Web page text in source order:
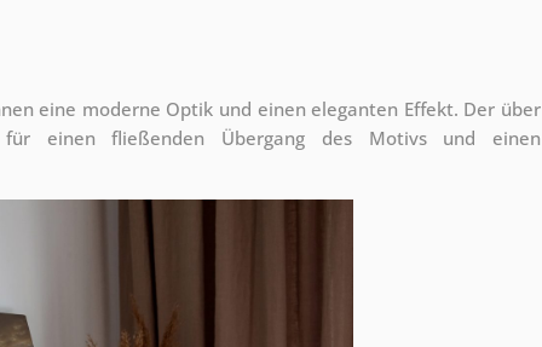
eine moderne Optik und einen eleganten Effekt. Der über
einen fließenden Übergang des Motivs und einen